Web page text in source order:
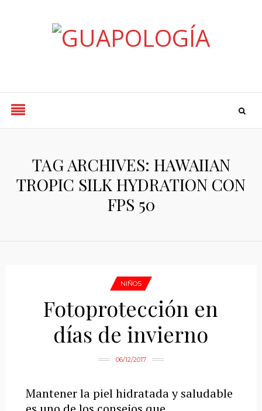
TAG ARCHIVES: HAWAIIAN
TROPIC SILK HYDRATION CON
FPS 50
NIÑOS
Fotoprotección en
días de invierno
06/12/2017
Mantener la piel hidratada y saludable